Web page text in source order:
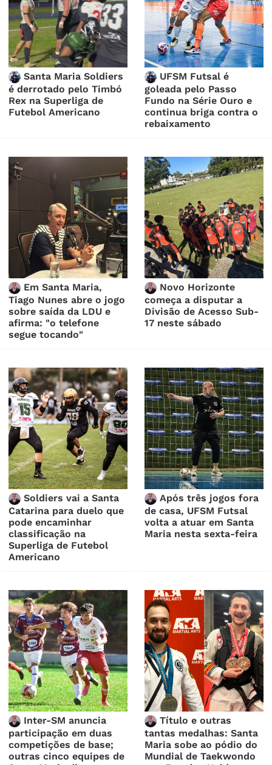
Santa Maria Soldiers
é derrotado pelo Timbó
Rex na Superliga de
Futebol Americano
UFSM Futsal é
goleada pelo Passo
Fundo na Série Ouro e
continua briga contra o
rebaixamento
Em Santa Maria,
Tiago Nunes abre o jogo
sobre saída da LDU e
afirma: "o telefone
segue tocando"
Novo Horizonte
começa a disputar a
Divisão de Acesso Sub-
17 neste sábado
Soldiers vai a Santa
Catarina para duelo que
pode encaminhar
classificação na
Superliga de Futebol
Americano
Após três jogos fora
de casa, UFSM Futsal
volta a atuar em Santa
Maria nesta sexta-feira
Inter-SM anuncia
participação em duas
competições de base;
outras cinco equipes de
Título e outras
tantas medalhas: Santa
Maria sobe ao pódio do
Mundial de Taekwondo